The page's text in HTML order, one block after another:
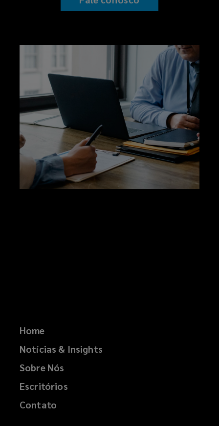
Home
Notícias & Insights
Sobre Nós
Escritórios
Contato